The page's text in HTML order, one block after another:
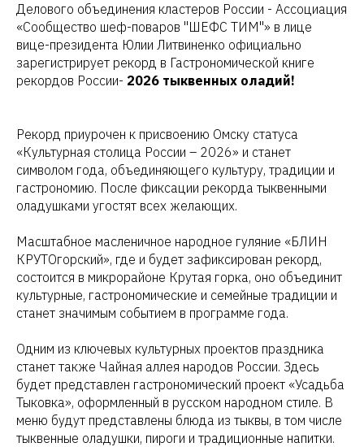
Делового объединения кластеров России - Ассоциация
«Сообщество шеф-поваров "ШЕФС ТИМ"» в лице
вице-президента Юлии Литвиненко официально
зарегистрирует рекорд в Гастрономической книге
рекордов России- 2026 тыквенных оладий!
Рекорд приурочен к присвоению Омску статуса
«Культурная столица России – 2026» и станет
символом года, объединяющего культуру, традиции и
гастрономию. После фиксации рекорда тыквенными
оладушками угостят всех желающих.
Масштабное масленичное народное гуляние «БЛИН
КРУТОгорский», где и будет зафиксирован рекорд,
состоится в микрорайоне Крутая горка, оно объединит
культурные, гастрономические и семейные традиции и
станет значимым событием в программе года.
Одним из ключевых культурных проектов праздника
станет также Чайная аллея народов России. Здесь
будет представлен гастрономический проект «Усадьба
Тыковка», оформленный в русском народном стиле. В
меню будут представлены блюда из тыквы, в том числе
тыквенные оладушки, пироги и традиционные напитки.